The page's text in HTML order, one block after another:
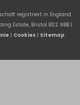
registriert in England
Estate, Bristol BS2 9BB |
| Cookies | Sitemap